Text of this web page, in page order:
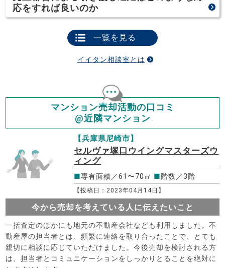
応をすれば良いのか
一覧を見る
イイタン相談室とは
マンション売却活動の口コミ
@近隣マンション
【兵庫県尼崎市】
セルヴァ塚口ウイングマスターズウ
ィング
■専有面積／61〜70㎡ ■階数／3階
【投稿日：2023年04月14日】
今から売却を考えている人に伝えたいこと
一括査定のほかにも地元の不動産会社なども利用しました。不
動産屋の担当者とは、頻繁に連絡を取り合ったことで、とても
親切に相談に応じていただけました。今後売却を検討される方
は、担当者とコミュニケーションをしっかりとることを絶対に